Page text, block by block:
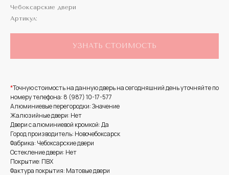
Чебоксарские двери
Артикул:
УЗНАТЬ СТОИМОСТЬ
*Точную стоимость на данную дверь на сегодняшний день уточняйте по
номеру телефона: 8 (987) 10-17-577
Алюминиевые перегородки: Значение
Жалюзийные двери: Нет
Двери с алюминиевой кромкой: Да
Город производитель: Новочебоксарск
Фабрика: Чебоксарские двери
Остекление двери: Нет
Покрытие: ПВХ
Фактура покрытия: Матовые двери